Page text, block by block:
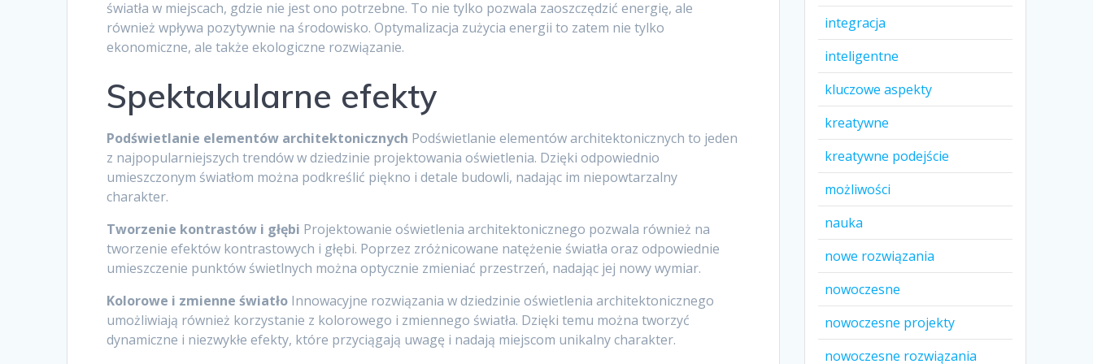
światła w miejscach, gdzie nie jest ono potrzebne. To nie tylko pozwala zaoszczędzić energię, ale
również wpływa pozytywnie na środowisko. Optymalizacja zużycia energii to zatem nie tylko
ekonomiczne, ale także ekologiczne rozwiązanie.
Spektakularne efekty
Podświetlanie elementów architektonicznych Podświetlanie elementów architektonicznych to jeden
z najpopularniejszych trendów w dziedzinie projektowania oświetlenia. Dzięki odpowiednio
umieszczonym światłom można podkreślić piękno i detale budowli, nadając im niepowtarzalny
charakter.
Tworzenie kontrastów i głębi Projektowanie oświetlenia architektonicznego pozwala również na
tworzenie efektów kontrastowych i głębi. Poprzez zróżnicowane natężenie światła oraz odpowiednie
umieszczenie punktów świetlnych można optycznie zmieniać przestrzeń, nadając jej nowy wymiar.
Kolorowe i zmienne światło Innowacyjne rozwiązania w dziedzinie oświetlenia architektonicznego
umożliwiają również korzystanie z kolorowego i zmiennego światła. Dzięki temu można tworzyć
dynamiczne i niezwykłe efekty, które przyciągają uwagę i nadają miejscom unikalny charakter.
integracja
inteligentne
kluczowe aspekty
kreatywne
kreatywne podejście
możliwości
nauka
nowe rozwiązania
nowoczesne
nowoczesne projekty
nowoczesne rozwiązania